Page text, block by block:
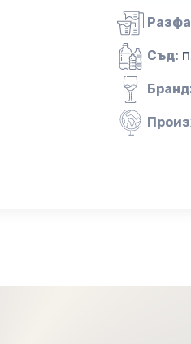
Съд: